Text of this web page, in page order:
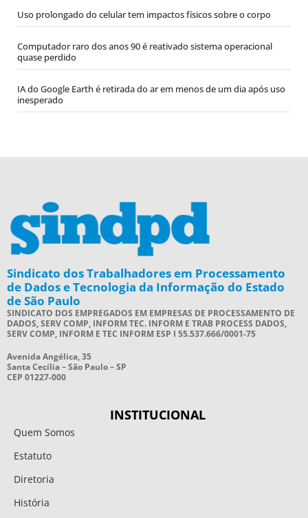
Uso prolongado do celular tem impactos físicos sobre o corpo
Computador raro dos anos 90 é reativado sistema operacional
quase perdido
IA do Google Earth é retirada do ar em menos de um dia após uso
inesperado
Sindicato dos Trabalhadores em Processamento
de Dados e Tecnologia da Informação do Estado
de São Paulo
SINDICATO DOS EMPREGADOS EM EMPRESAS DE PROCESSAMENTO DE
DADOS, SERV COMP, INFORM TEC. INFORM E TRAB PROCESS DADOS,
SERV COMP, INFORM E TEC INFORM ESP I 55.537.666/0001-75
Avenida Angélica, 35
Santa Cecília – São Paulo – SP
CEP 01227-000
INSTITUCIONAL
Quem Somos
Estatuto
Diretoria
História